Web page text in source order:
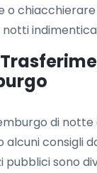
o
di
alcuni consigli
pubblici sono